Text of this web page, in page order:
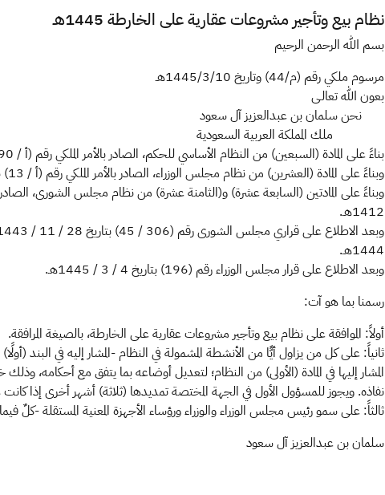
نظام بيع وتأجير مشروعات عقارية على الخارطة 1445هـ
بسم الله الرحمن الرحيم
مرسوم ملكي رقم (م/44) وتاريخ 1445/3/10هـ
بعون الله تعالـى
نحن سلمان بن عبدالعزيز آل سعود
ملك المملكة العربية السعودية
بناءً على المادة (السبعين) من النظام الأساسي للحكم، الصادر بالأمر الملكي رقم (أ / 90) بتاريخ 27 / 8 / 1412هـ.
وبناءً على المادة (العشرين) من نظام مجلس الوزراء، الصادر بالأمر الملكي رقم (أ / 13) بتاريخ 3 / 3 / 1414هـ.
1412هـ.
1444هـ.
وبعد الاطلاع على قرار مجلس الوزراء رقم (196) بتاريخ 4 / 3 / 1445هـ.
رسمنا بما هو آت:
أولاً: الموافقة على نظام بيع وتأجير مشروعات عقارية على الخارطة، بالصيغة المرافقة.
ثانياً: على كل من يزاول أيًّا من الأنشطة المشمولة في النظام -المشار إليه في البند
المشار إليها في المادة (الأولى) من النظام؛ لتعديل أوضاعه بما يتفق مع أحكامه،
نفاذه. ويجوز للمسؤول الأول في الجهة المختصة تمديدها (ثلاثة) أشهر أخرى إذا
ثالثاً: على سمو رئيس مجلس الوزراء والوزراء ورؤساء الأجهزة المعنية المستقلة -كلٌ
سلمان بن عبدالعزيز آل سعود